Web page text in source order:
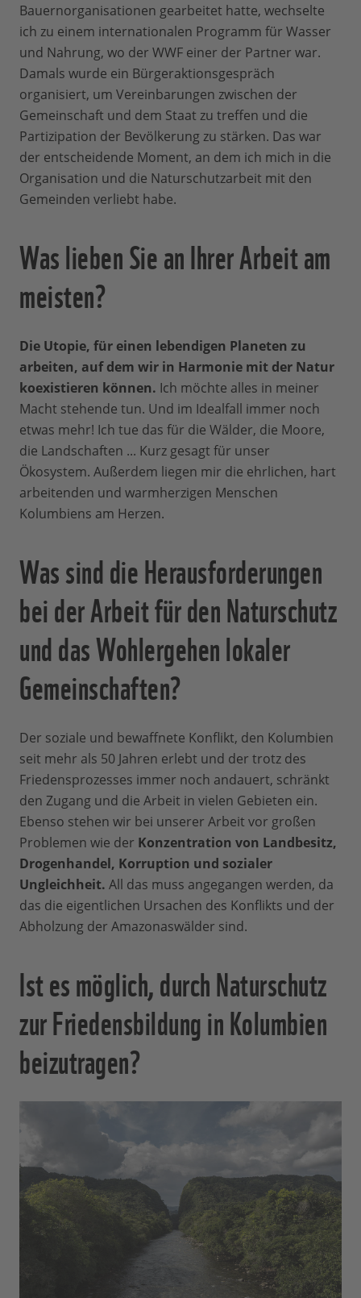
Bauernorganisationen gearbeitet hatte, wechselte
ich zu einem internationalen Programm für Wasser
und Nahrung, wo der WWF einer der Partner war.
Damals wurde ein Bürgeraktionsgespräch
organisiert, um Vereinbarungen zwischen der
Gemeinschaft und dem Staat zu treffen und die
Partizipation der Bevölkerung zu stärken. Das war
der entscheidende Moment, an dem ich mich in die
Organisation und die Naturschutzarbeit mit den
Gemeinden verliebt habe.
Was lieben Sie an Ihrer Arbeit am
meisten?
Die Utopie, für einen lebendigen Planeten zu
arbeiten, auf dem wir in Harmonie mit der Natur
koexistieren können. Ich möchte alles in meiner
Macht stehende tun. Und im Idealfall immer noch
etwas mehr! Ich tue das für die Wälder, die Moore,
die Landschaften ... Kurz gesagt für unser
Ökosystem. Außerdem liegen mir die ehrlichen, hart
arbeitenden und warmherzigen Menschen
Kolumbiens am Herzen.
Was sind die Herausforderungen
bei der Arbeit für den Naturschutz
und das Wohlergehen lokaler
Gemeinschaften?
Der soziale und bewaffnete Konflikt, den Kolumbien
seit mehr als 50 Jahren erlebt und der trotz des
Friedensprozesses immer noch andauert, schränkt
den Zugang und die Arbeit in vielen Gebieten ein.
Ebenso stehen wir bei unserer Arbeit vor großen
Problemen wie der Konzentration von Landbesitz,
Drogenhandel, Korruption und sozialer
Ungleichheit. All das muss angegangen werden, da
das die eigentlichen Ursachen des Konflikts und der
Abholzung der Amazonaswälder sind.
Ist es möglich, durch Naturschutz
zur Friedensbildung in Kolumbien
beizutragen?